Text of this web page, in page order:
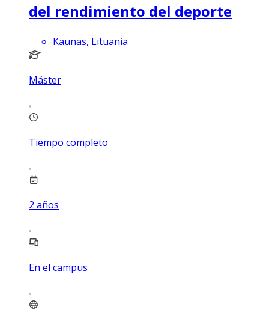
del rendimiento del deporte
Kaunas, Lituania
Máster
Tiempo completo
2 años
En el campus